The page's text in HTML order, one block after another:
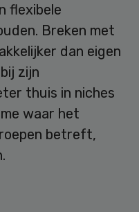
flexibele
Breken met
dan eigen
zijn
thuis in niches
waar het
betreft,